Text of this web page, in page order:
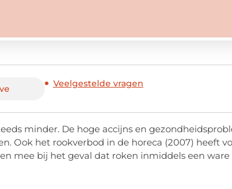
Veelgestelde vragen
minder. De hoge accijns en
Ook het rookverbod in de horeca (2007) heeft
mee bij het geval dat roken inmiddels een